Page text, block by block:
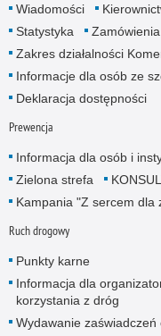
Wiadomości
Statystyka
Zakres działalności
Informacje dla osób ze
Deklaracja dostępności
Prewencja
Informacja dla osób i
Zielona strefa
Kampania "Z sercem dla
Ruch drogowy
Punkty karne
Informacja dla
korzystania z dróg
Wydawanie